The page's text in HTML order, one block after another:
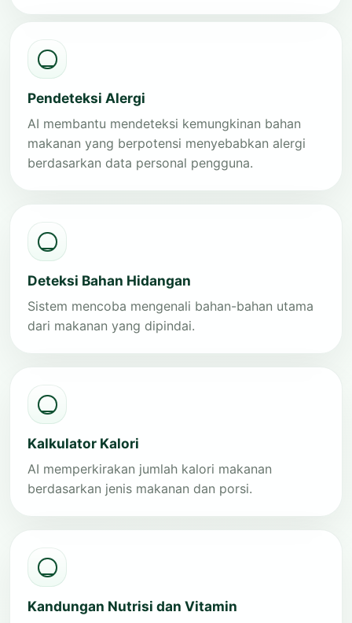
Pendeteksi Alergi
AI membantu mendeteksi kemungkinan bahan
makanan yang berpotensi menyebabkan alergi
berdasarkan data personal pengguna.
Deteksi Bahan Hidangan
Sistem mencoba mengenali bahan-bahan utama
dari makanan yang dipindai.
Kalkulator Kalori
AI memperkirakan jumlah kalori makanan
berdasarkan jenis makanan dan porsi.
Kandungan Nutrisi dan Vitamin